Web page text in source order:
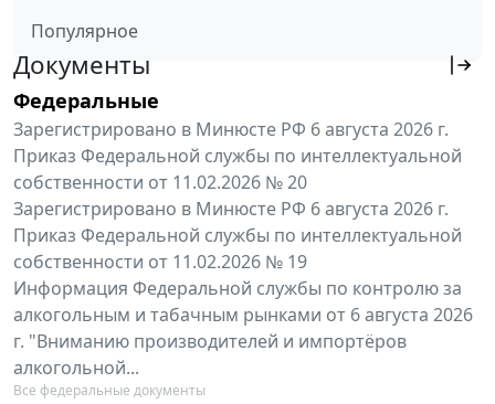
Популярное
Документы
Федеральные
Зарегистрировано в Минюсте РФ 6 августа 2026 г.
Приказ Федеральной службы по интеллектуальной
собственности от 11.02.2026 № 20
Зарегистрировано в Минюсте РФ 6 августа 2026 г.
Приказ Федеральной службы по интеллектуальной
собственности от 11.02.2026 № 19
Информация Федеральной службы по контролю за
алкогольным и табачным рынками от 6 августа 2026
г. "Вниманию производителей и импортёров
алкогольной...
Все федеральные документы